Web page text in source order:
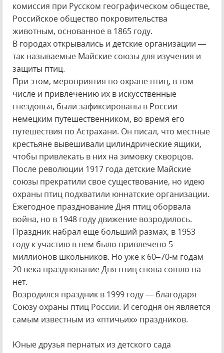
комиссия при Русском географическом обществе,
Российское общество покровительства
животным, основанное в 1865 году.
В городах открывались и детские организации —
так называемые Майские союзы для изучения и
защиты птиц.
При этом, мероприятия по охране птиц, в том
числе и привлечению их в искусственные
гнездовья, были зафиксированы в России
немецким путешественником, во время его
путешествия по Астрахани. Он писал, что местные
крестьяне вывешивали цилиндрические ящики,
чтобы привлекать в них на зимовку скворцов.
После революции 1917 года детские Майские
союзы прекратили свое существование, но идею
охраны птиц подхватили юннатские организации.
Ежегодное празднование Дня птиц оборвала
война, но в 1948 году движение возродилось.
Праздник набрал еще больший размах, в 1953
году к участию в нем было привлечено 5
миллионов школьников. Но уже к 60–70-м годам
20 века празднование Дня птиц снова сошло на
нет.
Возродился праздник в 1999 году — благодаря
Союзу охраны птиц России. И сегодня он является
самым известным из «птичьих» праздников.
Юные друзья пернатых из детского сада